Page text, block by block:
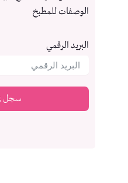
الوصفات للمطبخ
البريد الرقمي
سجل